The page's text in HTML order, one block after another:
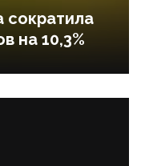
сократила
на 10,3%